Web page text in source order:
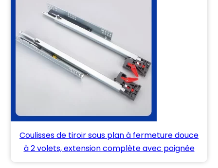
Coulisses de tiroir sous plan à fermeture douce
à 2 volets, extension complète avec poignée